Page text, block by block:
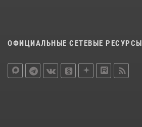
ОФИЦИАЛЬНЫЕ СЕТЕВЫЕ РЕСУРСЫ